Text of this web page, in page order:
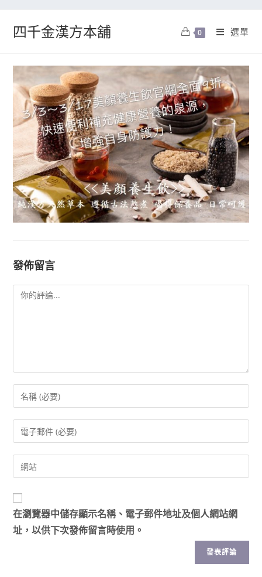
四千金漢方本舖 0 選單
發佈留言
在瀏覽器中儲存顯示名稱、電子郵件地址及個人網站網
址，以供下次發佈留言時使用。